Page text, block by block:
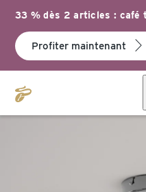
33 % dès 2 articles : café
Profiter maintenant